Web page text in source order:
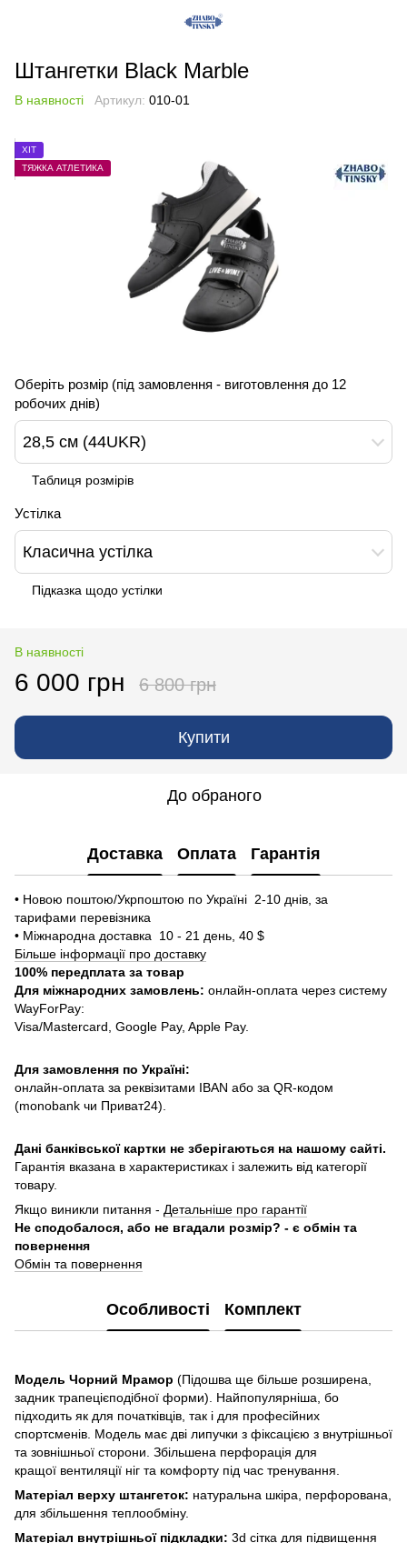
Штангетки Black Marble
В наявності Артикул: 010-01
ХІТ
ТЯЖКА АТЛЕТИКА
Оберіть розмір (під замовлення - виготовлення до 12
робочих днів)
28,5 см (44UKR)
Таблиця розмірів
Устілка
Класична устілка
Підказка щодо устілки
В наявності
6 000 грн 6 800 грн
Купити
До обраного
Доставка Оплата Гарантія
• Новою поштою/Укрпоштою по Україні 2-10 днів, за
тарифами перевізника
• Міжнародна доставка 10 - 21 день, 40 $
Більше інформації про доставку
100% передплата за товар
Для міжнародних замовлень: онлайн-оплата через систему
WayForPay:
Visa/Mastercard, Google Pay, Apple Pay.
Для замовлення по Україні:
онлайн-оплата за реквізитами IBAN або за QR-кодом
(monobank чи Приват24).
Дані банківської картки не зберігаються на нашому сайті.
Гарантія вказана в характеристиках і залежить від категорії
товару.
Якщо виникли питання - Детальніше про гарантії
Не сподобалося, або не вгадали розмір? - є обмін та
повернення
Обмін та повернення
Особливості Комплект
Модель Чорний Мрамор (Підошва ще більше розширена,
задник трапецієподібної форми). Найпопулярніша, бо
підходить як для початківців, так і для професійних
спортсменів. Модель має дві липучки з фіксацією з внутрішньої
та зовнішньої сторони. Збільшена перфорація для
кращої вентиляції ніг та комфорту під час тренування.
Матеріал верху штангеток: натуральна шкіра, перфорована,
для збільшення теплообміну.
Матеріал внутрішньої підкладки: 3d сітка для підвищення